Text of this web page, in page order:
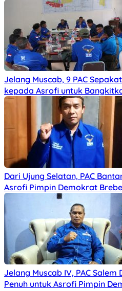
Jelang Muscab, 9 PAC
kepada Asrofi untuk
Dari Ujung Selatan, PAC
Asrofi Pimpin Demokrat
Jelang Muscab IV, PAC
Penuh untuk Asrofi Pimpin